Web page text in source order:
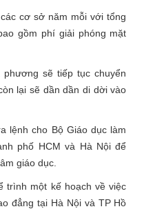
cơ sở năm mỗi với tổng
gồm phí giải phóng mặt
sẽ tiếp tục chuyển
lại sẽ dần dần di dời vào
lệnh cho Bộ Giáo dục làm
phố HCM và Hà Nội để
giáo dục.
trình một kế hoạch về việc
đẳng tại Hà Nội và TP Hồ